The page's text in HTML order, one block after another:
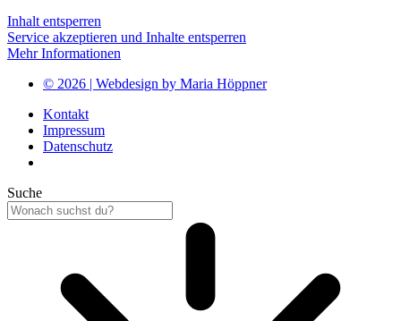
Inhalt entsperren
Service akzeptieren und Inhalte entsperren
Mehr Informationen
© 2026 | Webdesign by Maria Höppner
Kontakt
Impressum
Datenschutz
Suche